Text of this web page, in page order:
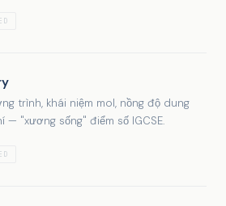
trình, khái niệm mol, nồng độ dung
— "xương sống" điểm số IGCSE.